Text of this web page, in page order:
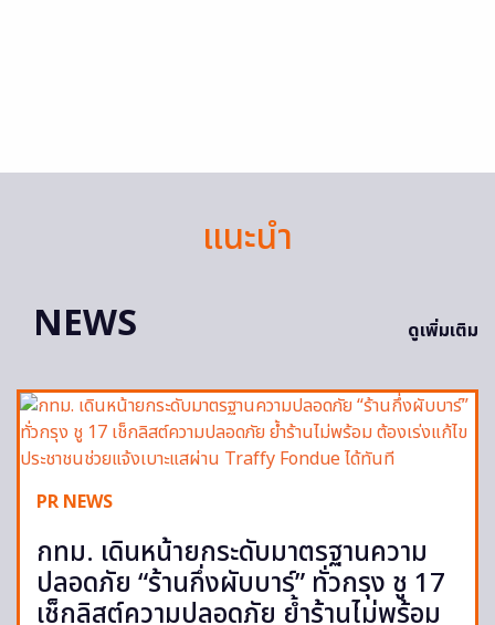
แนะนำ
NEWS
ดูเพิ่มเติม
PR NEWS
กทม. เดินหน้ายกระดับมาตรฐานความ
ปลอดภัย “ร้านกึ่งผับบาร์” ทั่วกรุง ชู 17
เช็กลิสต์ความปลอดภัย ย้ำร้านไม่พร้อม